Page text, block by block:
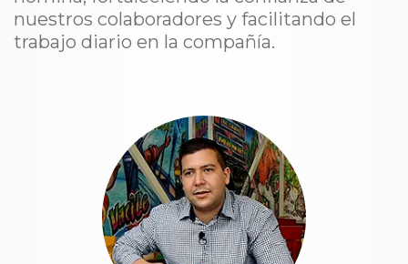
nuestros colaboradores y facilitando el
trabajo diario en la compañía.